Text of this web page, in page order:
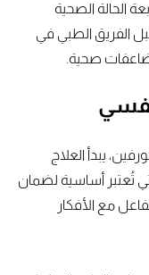
الحالة الصحية
الفريق الطبي في
صحية.
يبدأ العلاج
تُعتبر أساسية لضمان
مع الأفكار